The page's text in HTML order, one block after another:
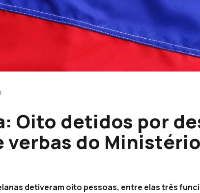
Oito detidos por
verbas do
detiveram oito pessoas, entre elas três